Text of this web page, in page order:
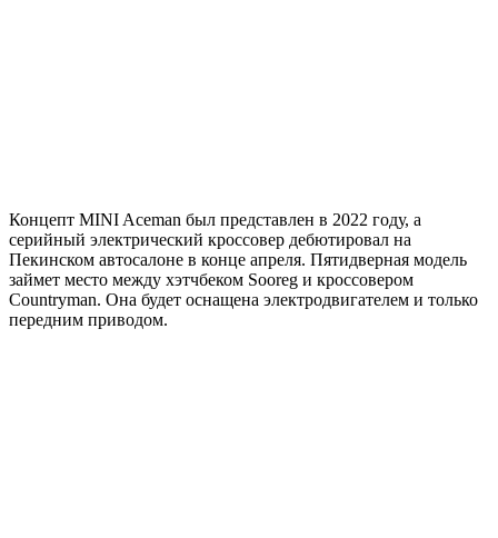
Концепт MINI Aceman был представлен в 2022 году, а
серийный электрический кроссовер дебютировал на
Пекинском автосалоне в конце апреля. Пятидверная модель
займет место между хэтчбеком Sooreg и кроссовером
Countryman. Она будет оснащена электродвигателем и только
передним приводом.